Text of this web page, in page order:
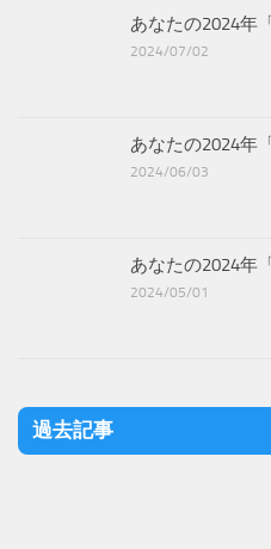
あなたの2024年
2024/07/02
あなたの2024年
2024/06/03
あなたの2024年
2024/05/01
過去記事